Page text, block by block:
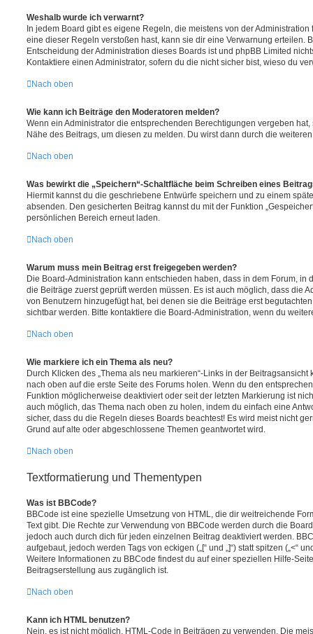
Weshalb wurde ich verwarnt?
In jedem Board gibt es eigene Regeln, die meistens von der
eine dieser Regeln verstoßen hast, kann sie dir eine Verwarnung erteilen.
Entscheidung der Administration dieses Boards ist und phpBB Limited
Kontaktiere einen Administrator, sofern du die nicht sicher bist, wieso du
Nach oben
Wie kann ich Beiträge den Moderatoren melden?
Wenn ein Administrator die entsprechenden Berechtigungen vergeben
Nähe des Beitrags, um diesen zu melden. Du wirst dann durch die
Nach oben
Was bewirkt die „Speichern“-Schaltfläche beim Schreiben eines
Hiermit kannst du die geschriebene Entwürfe speichern und zu einem
absenden. Den gesicherten Beitrag kannst du mit der Funktion
persönlichen Bereich erneut laden.
Nach oben
Warum muss mein Beitrag erst freigegeben werden?
Die Board-Administration kann entschieden haben, dass in dem Forum, in
die Beiträge zuerst geprüft werden müssen. Es ist auch möglich, dass die
von Benutzern hinzugefügt hat, bei denen sie die Beiträge erst
sichtbar werden. Bitte kontaktiere die Board-Administration, wenn du
Nach oben
Wie markiere ich ein Thema als neu?
Durch Klicken des „Thema als neu markieren“-Links in der
nach oben auf die erste Seite des Forums holen. Wenn du den
Funktion möglicherweise deaktiviert oder seit der letzten Markierung ist
auch möglich, das Thema nach oben zu holen, indem du einfach eine
sicher, dass du die Regeln dieses Boards beachtest! Es wird meist nicht
Grund auf alte oder abgeschlossene Themen geantwortet wird.
Nach oben
Textformatierung und Thementypen
Was ist BBCode?
BBCode ist eine spezielle Umsetzung von HTML, die dir weitreichende
Text gibt. Die Rechte zur Verwendung von BBCode werden durch die
jedoch auch durch dich für jeden einzelnen Beitrag deaktiviert werden.
aufgebaut, jedoch werden Tags von eckigen („[“ und „]“) statt spitzen („<“
Weitere Informationen zu BBCode findest du auf einer speziellen Hilfe-
Beitragserstellung aus zugänglich ist.
Nach oben
Kann ich HTML benutzen?
Nein, es ist nicht möglich, HTML-Code in Beiträgen zu verwenden. Die